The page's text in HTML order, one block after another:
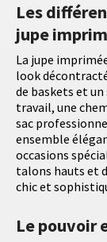
Les
jupe
La jupe
look
de baskets et un
travail, une
sac
ensemble
occasions
talons hauts et
chic et
Le pouvoir